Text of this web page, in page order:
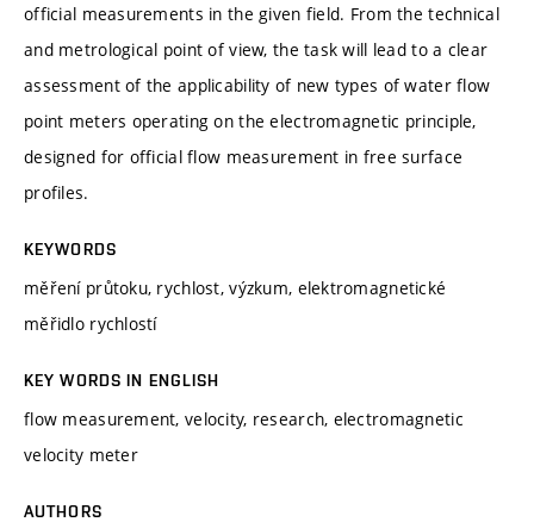
official measurements in the given field. From the technical
and metrological point of view, the task will lead to a clear
assessment of the applicability of new types of water flow
point meters operating on the electromagnetic principle,
designed for official flow measurement in free surface
profiles.
KEYWORDS
měření průtoku, rychlost, výzkum, elektromagnetické
měřidlo rychlostí
KEY WORDS IN ENGLISH
flow measurement, velocity, research, electromagnetic
velocity meter
AUTHORS